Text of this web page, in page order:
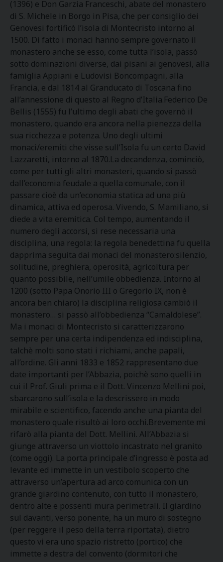
(1396) e Don Garzia Franceschi, abate del monastero
di S. Michele in Borgo in Pisa, che per consiglio dei
Genovesi fortificò l’isola di Montecristo intorno al
1500. Di fatto i monaci hanno sempre governato il
monastero anche se esso, come tutta l’isola, passò
sotto dominazioni diverse, dai pisani ai genovesi, alla
famiglia Appiani e Ludovisi Boncompagni, alla
Francia, e dal 1814 al Granducato di Toscana fino
all’annessione di questo al Regno d’Italia.Federico De
Bellis (1555) fu l’ultimo degli abati che governò il
monastero, quando era ancora nella pienezza della
sua ricchezza e potenza. Uno degli ultimi
monaci/eremiti che visse sull’Isola fu un certo David
Lazzaretti, intorno al 1870.La decandenza, cominciò,
come per tutti gli altri monasteri, quando si passò
dall’economia feudale a quella comunale, con il
passare cioè da un’economia statica ad una più
dinamica, attiva ed operosa. Vivendo, S. Mamiliano, si
diede a vita eremitica. Col tempo, aumentando il
numero degli accorsi, si rese necessaria una
disciplina, una regola: la regola benedettina fu quella
dapprima seguita dai monaci del monastero:silenzio,
solitudine, preghiera, operosità, agricoltura per
quanto possibile, nell’umile obbedienza. Intorno al
1200 (sotto Papa Onorio III o Gregorio IX, non è
ancora ben chiaro) la disciplina religiosa cambiò il
monastero… si passò all’obbedienza “Camaldolese”.
Ma i monaci di Montecristo si caratterizzarono
sempre per una certa indipendenza ed indisciplina,
talchè molti sono stati i richiami, anche papali,
all’ordine. Gli anni 1833 e 1852 rappresentano due
date importanti per l’Abbazia, poichè sono quelli in
cui il Prof. Giuli prima e il Dott. Vincenzo Mellini poi,
sbarcarono sull’isola e la descrissero in modo
mirabile e scientifico, facendo anche una pianta del
monastero quale risultò ai loro occhi.Brevemente mi
rifarò alla pianta del Dott. Mellini. All’Abbazia si
giunge attraverso un viottolo incastrato nel granito
(come oggi). La porta principale d’ingresso è posta ad
levante ed immette in un vestibolo scoperto che
attraverso un’apertura ad arco comunica con un
grande giardino contenuto, con tutto il monastero,
dentro alte e possenti mura perimetrali. Il giardino
sul davanti, verso ponente, ha un muro di sostegno
(per reggere il peso della terra riportata), dietro
questo vi era uno spazio ristretto (portico) che
immette a destra del convento (dormitori che